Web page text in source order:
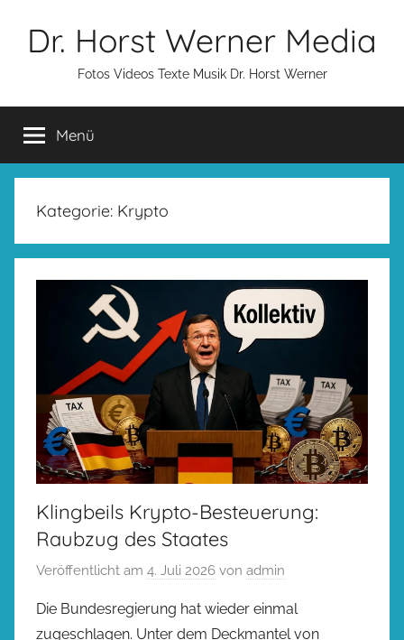
InhaltDr. Horst Werner Media
Fotos Videos Texte Musik Dr. Horst Werner
Menü
Kategorie: Krypto
Klingbeils Krypto-Besteuerung:
Raubzug des Staates
Veröffentlicht am 4. Juli 2026 von admin
Die Bundesregierung hat wieder einmal
zugeschlagen. Unter dem Deckmantel von